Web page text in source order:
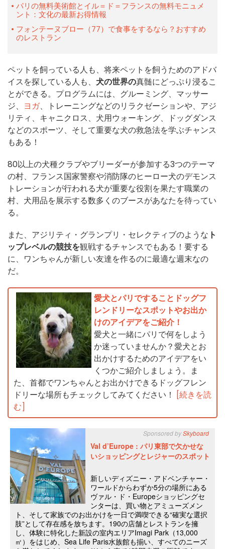
パリの無料美術館とイル＝ド＝フランスの無料モニュメ
ント：文化の最新お得情報
フォンテーヌブロー（77）で食事をするなら？おすすめ
のレストラン
ペットを飼っている人も、将来ペットを飼うためのアドバ
イスを探している人も、 犬の世界の真髄にどっぷり浸るこ
とができる。プログラムには、グルーミング、マッサー
ジ、 ヨガ、トレーニングなどのリラクゼーションや、アジ
リティ、キャニクロス、犬用ウォーキング、ドッグダンス
などのスポーツ、そして重要な犬の救急法を学ぶチャンス
もある！
80以上の犬種クラブやブリーダーが参加する3つのテーマ
の村、フランス国家警察や消防隊のヒーロー犬のデモンス
トレーションが行われる犬が重要な役割を果たす職業の
村、犬用品を展示する数多くのブースがあなたを待ってい
る。
また、アジリティ・グランプリ・セレクティブのような ト
ップレベルの競技を観戦するチャンスでもある！要する
に、ワンちゃんが新しい友達を作るのに最適な週末なの
だ。
愛犬とパリですることドッグフ
レンドリーなスポットやお出か
けのアイデアをご紹介！
愛犬と一緒にパリで何をしよう
か迷っていませんか？愛犬とお
出かけするためのアイデアをい
くつかご紹介しましょう。ま
た、首都でワンちゃんとお出かけできるドッグフレン
ドリーな場所もチェックしてみてください！
[続きを読
む]